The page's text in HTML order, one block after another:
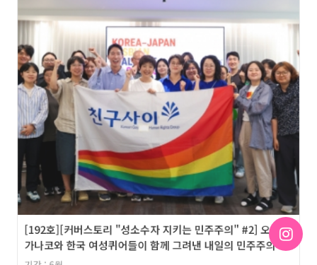
[192호][커버스토리 "성소수자 지키는 민주주의" #2] 오츠지
가나코와 한국 여성퀴어들이 함께 그려낸 내일의 민주주의